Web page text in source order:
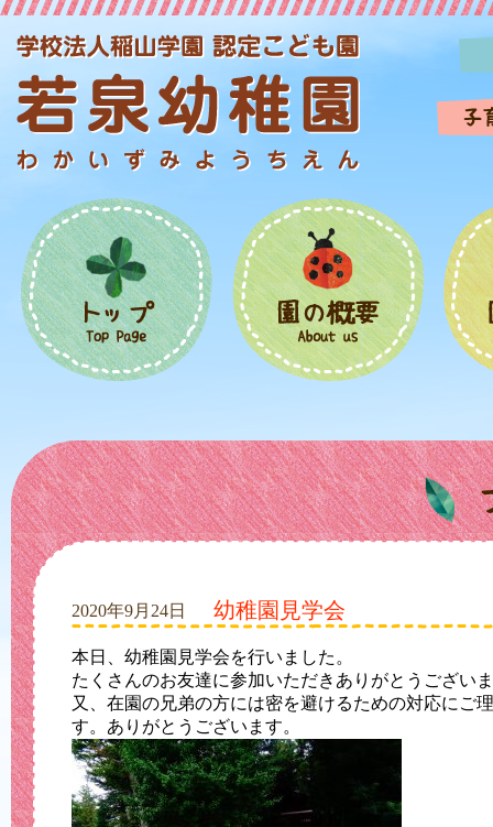
2020年9月24日 幼稚園見学会
本日、幼稚園見学会を行いました。
たくさんのお友達に参加いただきありがとうござい
又、在園の兄弟の方には密を避けるための対応にご
す。ありがとうございます。